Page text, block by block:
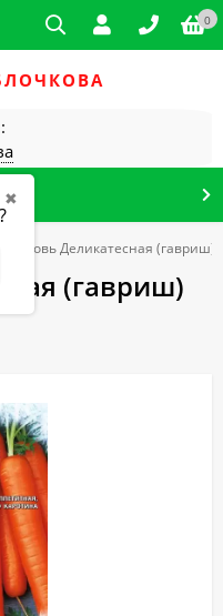
0
✖
Морковь Деликатесная (гавриш)
(гавриш)